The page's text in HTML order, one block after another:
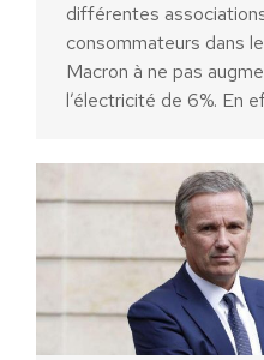
différentes
consommateurs dans
Macron à ne pas
l’électricité de 6%. En